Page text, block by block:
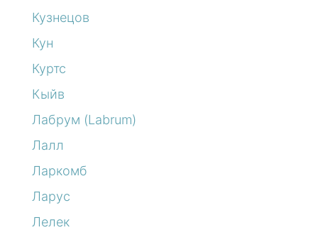
Кузнецов
Кун
Куртс
Кыйв
Лабрум (Labrum)
Лалл
Ларкомб
Ларус
Лелек